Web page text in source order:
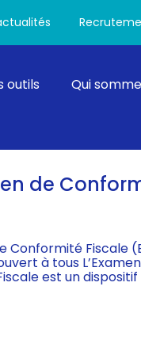
outils Qui
de
Conformité Fiscale
à tous
est un dispositif